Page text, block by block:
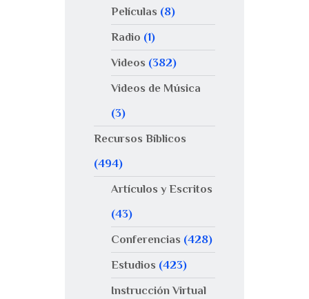
Películas (8)
Radio (1)
Videos (382)
Videos de Música
(3)
Recursos Bíblicos
(494)
Artículos y Escritos
(43)
Conferencias (428)
Estudios (423)
Instrucción Virtual